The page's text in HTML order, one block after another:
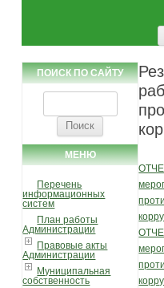
ПОИСК ПО САЙТУ
МЕНЮ
Перечень
информационных
систем
План работы
Администрации
Правовые акты
Администрации
Муниципальная
собственность